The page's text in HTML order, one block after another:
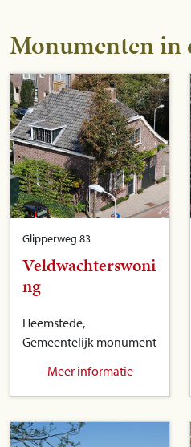
Monumenten in
Glipperweg 83
Veldwachterswoni
ng
Heemstede,
Gemeentelijk monument
Meer informatie